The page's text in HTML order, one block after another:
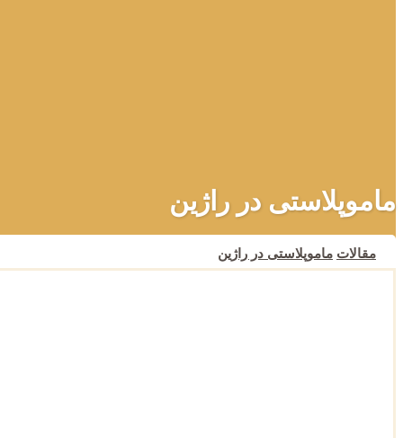
ماموپلاستی در راژین
مقالات ماموپلاستی در راژین